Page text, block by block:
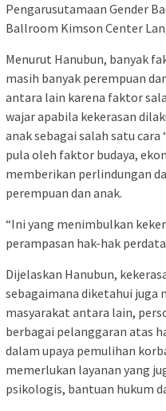
Pengarusutamaan Gender
Ballroom Kimson Center
Menurut Hanubun, banyak
masih banyak perempuan
antara lain karena faktor
wajar apabila kekerasan
anak sebagai salah satu
pula oleh faktor budaya,
memberikan perlindungan
perempuan dan anak.
“Ini yang menimbulkan
perampasan hak-hak
Dijelaskan Hanubun,
sebagaimana diketahui juga
masyarakat antara lain,
berbagai pelanggaran atas
dalam upaya pemulihan
memerlukan layanan yang
psikologis, bantuan hukum